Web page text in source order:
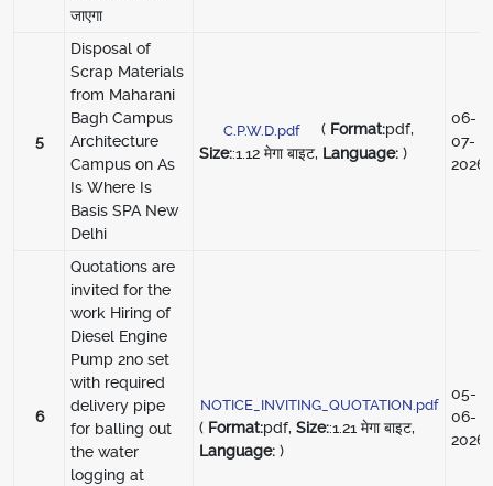
जाएगा
5
Disposal of
Scrap Materials
from Maharani
Bagh Campus
Architecture
Campus on As
Is Where Is
Basis SPA New
Delhi
C.P.W.D.pdf ( Format:pdf,
Size::1.12 मेगा बाइट, Language: )
06-
07-
2026
6
Quotations are
invited for the
work Hiring of
Diesel Engine
Pump 2no set
with required
delivery pipe
for balling out
the water
logging at
NOTICE_INVITING_QUOTATION.pdf
( Format:pdf, Size::1.21 मेगा बाइट,
Language: )
05-
06-
2026